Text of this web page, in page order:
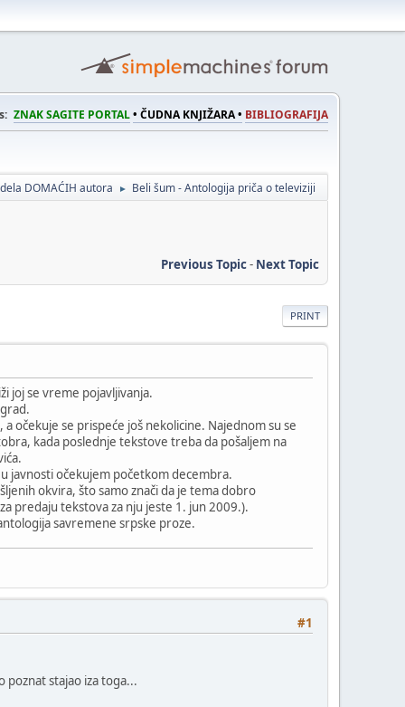
ZNAK SAGITE PORTAL• ČUDNA KNJIŽARA • BIBLIOGRAFIJA
DOMAĆIH autora ► Beli šum - Antologija priča o televiziji
Previous Topic- Next Topic
PRINT
joj se vreme pojavljivanja.
očekuje se prispeće još nekolicine. Najednom su se
kada poslednje tekstove treba da pošaljem na
javnosti očekujem početkom decembra.
okvira, što samo znači da je tema dobro
predaju tekstova za nju jeste 1. jun 2009.).
savremene srpske proze.
#1
poznat stajao iza toga...